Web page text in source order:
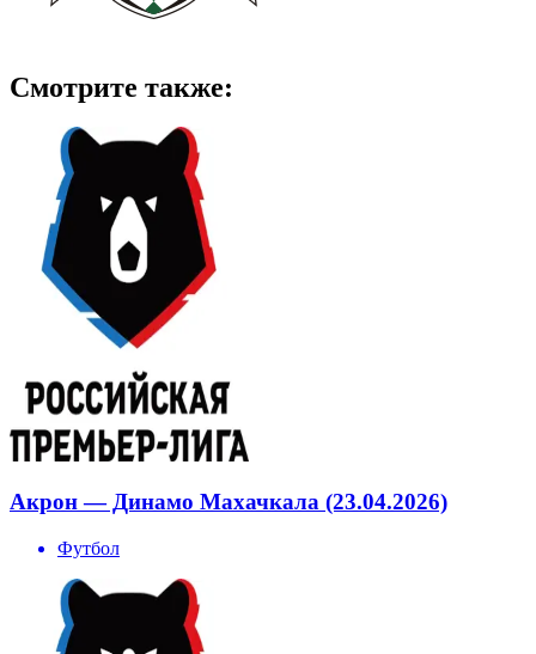
Смотрите также:
Акрон — Динамо Махачкала (23.04.2026)
Футбол